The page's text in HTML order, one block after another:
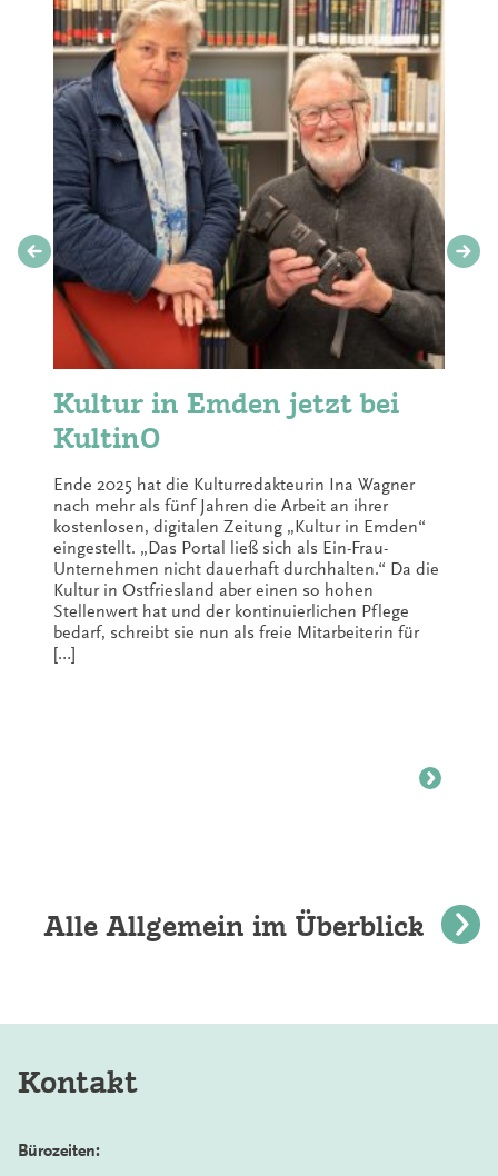
Kultur in Emden jetzt bei
KultinO
Ende 2025 hat die Kulturredakteurin Ina Wagner
nach mehr als fünf Jahren die Arbeit an ihrer
kostenlosen, digitalen Zeitung „Kultur in Emden“
eingestellt. „Das Portal ließ sich als Ein-Frau-
Unternehmen nicht dauerhaft durchhalten.“ Da die
Kultur in Ostfriesland aber einen so hohen
Stellenwert hat und der kontinuierlichen Pflege
bedarf, schreibt sie nun als freie Mitarbeiterin für
[…]
Alle Allgemein im Überblick
Kontakt
Bürozeiten: